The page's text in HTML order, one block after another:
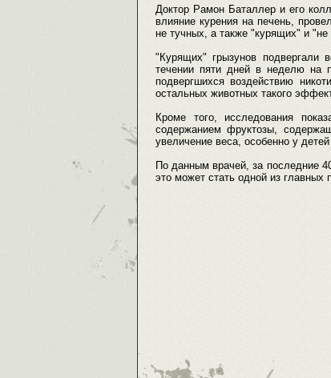
Доктор Рамон Баталлер и его
влияние курения на печень,
не тучных, а также "курящих" и
"Курящих" грызунов подвергали
течении пяти дней в неделю на
подвергшихся воздействию
остальных животных такого
Кроме того, исследования
содержанием фруктозы,
увеличение веса, особенно у
По данным врачей, за последние
это может стать одной из главных